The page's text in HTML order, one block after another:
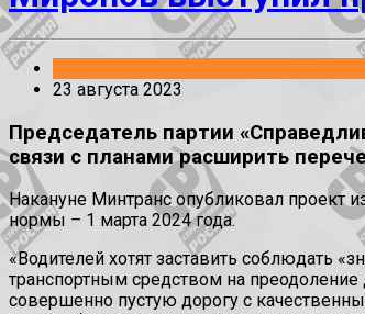
23 августа 2023
Председатель партии
связи с планами расширить
Накануне Минтранс опубликовал проект
нормы – 1 марта 2024 года.
«Водителей хотят заставить соблюдать
транспортным средством на преодоление
совершенно пустую дорогу с